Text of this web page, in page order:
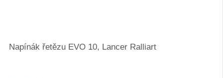
Napínák řetězu EVO 10, Lancer Ralliart